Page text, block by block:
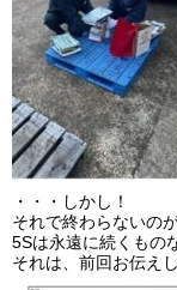
・・・しかし！
それで終わらないの
5Sは永遠に続くもの
それは、前回お伝え